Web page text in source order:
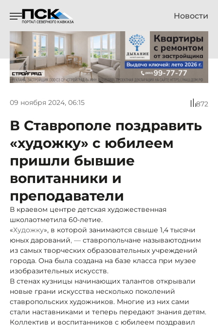
Новости
09 ноября 2024, 06:15 872
В Ставрополе поздравить
«художку» с юбилеем
пришли бывшие
вопитанники и
преподаватели
В краевом центре детская художественная
школаотметила 60-летие.
«Художку», в которой занимаются свыше 1,4 тысячи
юных дарований, — ставропольчане называютодним
из самых творческих образовательных учреждений
города. Она была создана на базе класса при музее
изобразительных искусств.
В стенах кузницы начинающих талантов открывали
новые грани искусства несколько поколений
ставропольских художников. Многие из них сами
стали наставниками и теперь передают знания детям.
Коллектив и воспитанников с юбилеем поздравил